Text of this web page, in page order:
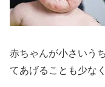
赤ちゃんが小さいう
てあげることも少な